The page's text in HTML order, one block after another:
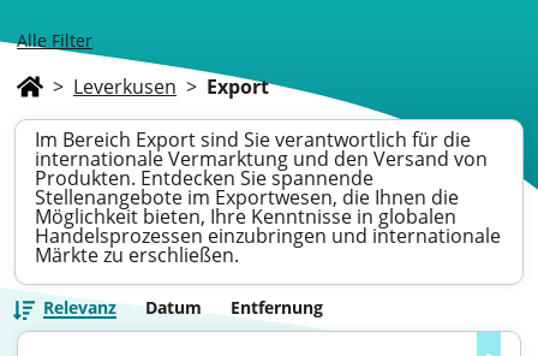
Alle Filter
> Leverkusen > Export
Im Bereich Export sind Sie verantwortlich für die
internationale Vermarktung und den Versand von
Produkten. Entdecken Sie spannende
Stellenangebote im Exportwesen, die Ihnen die
Möglichkeit bieten, Ihre Kenntnisse in globalen
Handelsprozessen einzubringen und internationale
Märkte zu erschließen.
Relevanz Datum Entfernung